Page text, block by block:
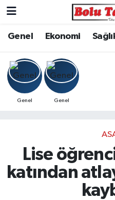
Genel Ekonomi
Genel Genel
Lise
katından